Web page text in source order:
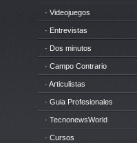
· Videojuegos
· Entrevistas
· Dos minutos
· Campo Contrario
· Articulistas
· Guia Profesionales
· TecnonewsWorld
· Cursos